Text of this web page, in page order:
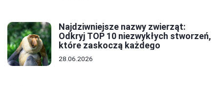
Najdziwniejsze nazwy zwierząt:
Odkryj TOP 10 niezwykłych stworzeń,
które zaskoczą każdego
28.06.2026